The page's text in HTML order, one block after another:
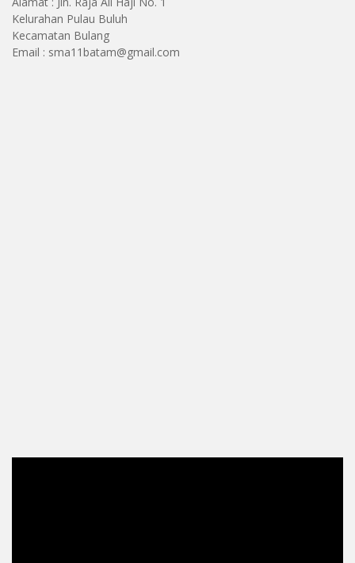
Kelurahan Pulau Buluh
Kecamatan Bulang
Email : sma11batam@gmail.com